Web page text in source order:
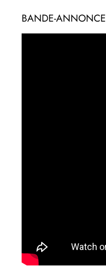
BANDE-ANNONCE